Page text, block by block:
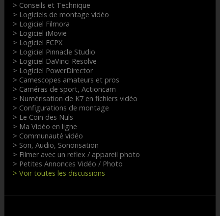
> Conseils et Technique
> Logiciels de montage vidéo
> Logiciel Filmora
> Logiciel iMovie
> Logiciel FCPX
> Logiciel Pinnacle Studio
> Logiciel DaVinci Resolve
> Logiciel PowerDirector
> Camescopes amateurs et pros
> Caméras de sport, Actioncam
> Numérisation de K7 en fichiers vidéo
> Configurations de montage
> Le Coin des Nuls
> Ma Vidéo en ligne
> Communauté vidéo
> Son, Audio, Sonorisation
> Filmer avec un reflex / appareil photo
> Petites Annonces Vidéo / Photo
> Voir toutes les discussions